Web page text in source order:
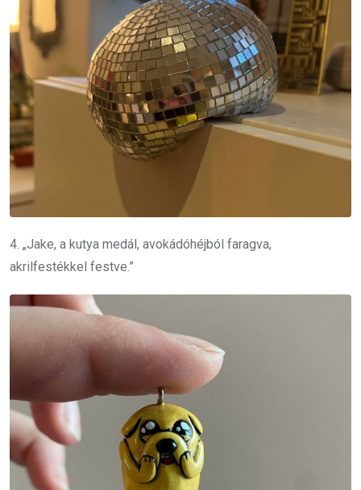
4. „Jake, a kutya medál, avokádóhéjból faragva,
akrilfestékkel festve.”